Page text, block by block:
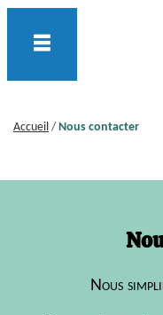
Accueil / Nous contacter
Nous